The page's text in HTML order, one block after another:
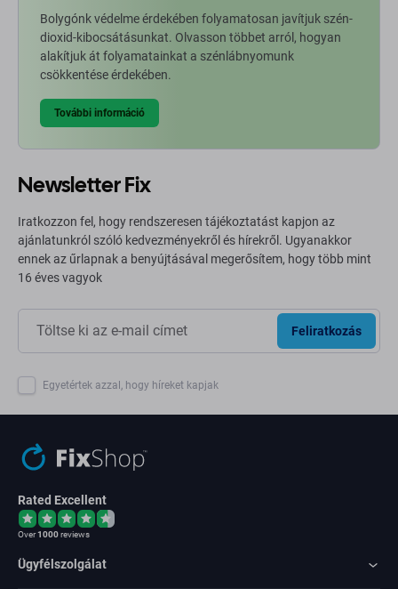
Bolygónk védelme érdekében folyamatosan javítjuk szén-
dioxid-kibocsátásunkat. Olvasson többet arról, hogyan
alakítjuk át folyamatainkat a szénlábnyomunk
csökkentése érdekében.
További információ
Newsletter Fix
Iratkozzon fel, hogy rendszeresen tájékoztatást kapjon az
ajánlatunkról szóló kedvezményekről és hírekről. Ugyanakkor
ennek az űrlapnak a benyújtásával megerősítem, hogy több mint
16 éves vagyok
Feliratkozás
Egyetértek azzal, hogy híreket kapjak
Rated Excellent
Over1000reviews
Ügyfélszolgálat